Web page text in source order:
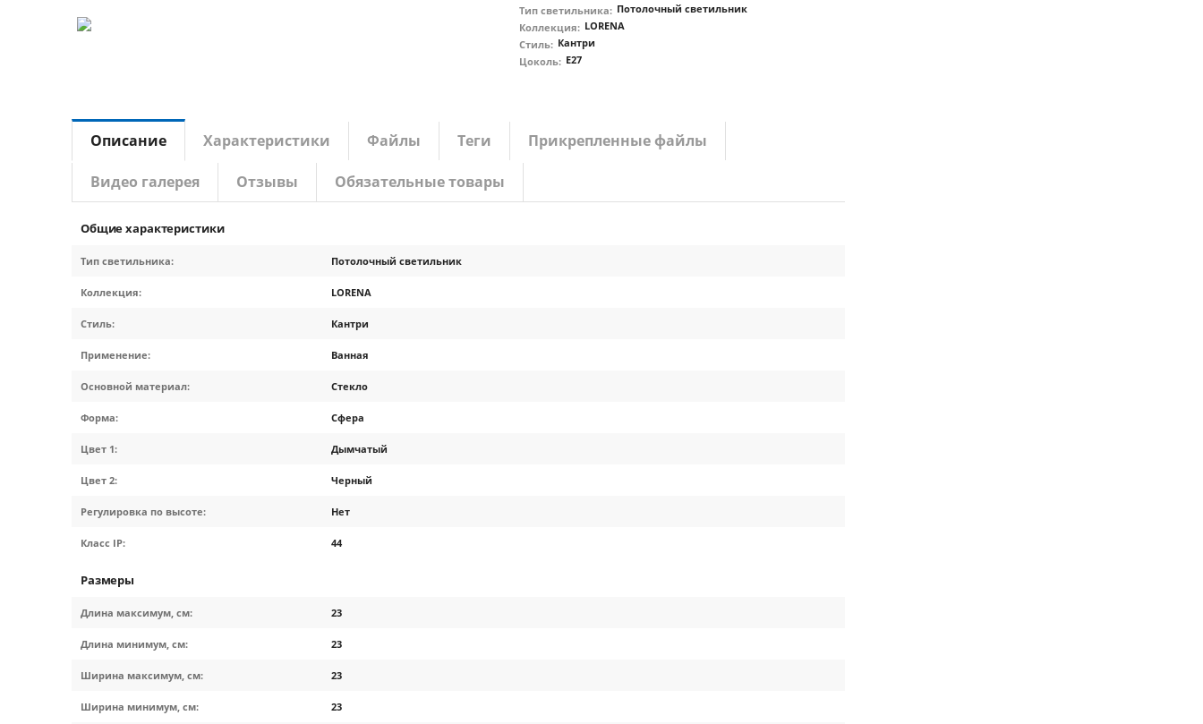
Тип светильника: Потолочный светильник
Коллекция: LORENA
Стиль: Кантри
Цоколь: E27
Описание Характеристики Файлы Теги Прикрепленные файлы
Видео галерея Отзывы Обязательные товары
Общие характеристики
Тип светильника: Потолочный светильник
Коллекция: LORENA
Стиль: Кантри
Применение: Ванная
Основной материал: Стекло
Форма: Сфера
Цвет 1: Дымчатый
Цвет 2: Черный
Регулировка по высоте: Нет
Класс IP: 44
Размеры
Длина максимум, см: 23
Длина минимум, см: 23
Ширина максимум, см: 23
Ширина минимум, см: 23